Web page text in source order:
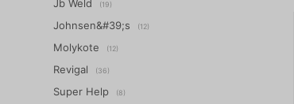
Jb Weld (19)
Johnsen&#39;s (12)
Molykote (12)
Revigal (36)
Super Help (8)